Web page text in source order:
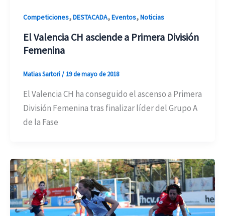
Competiciones,DESTACADA,Eventos,Noticias
El Valencia CH asciende a Primera División
Femenina
Matias Sartori/ 19 de mayo de 2018
El Valencia CH ha conseguido el ascenso a Primera
División Femenina tras finalizar líder del Grupo A
de la Fase